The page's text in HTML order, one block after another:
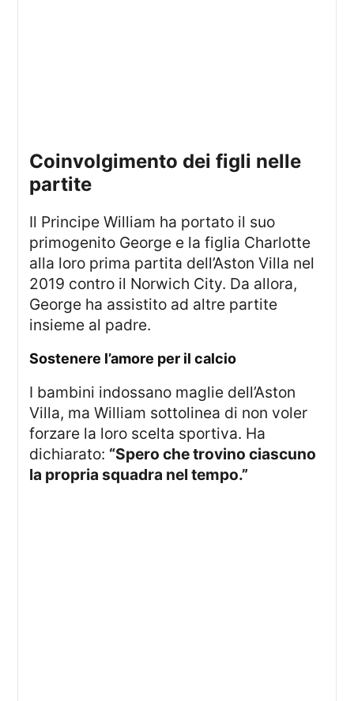
coinvolgimento dei figli nelle
partite
Il Principe William ha portato il suo
primogenito George e la figlia Charlotte
alla loro prima partita dell’Aston Villa nel
2019 contro il Norwich City. Da allora,
George ha assistito ad altre partite
insieme al padre.
sostenere l’amore per il calcio
I bambini indossano maglie dell’Aston
Villa, ma William sottolinea di non voler
forzare la loro scelta sportiva. Ha
dichiarato: “Spero che trovino ciascuno
la propria squadra nel tempo.”